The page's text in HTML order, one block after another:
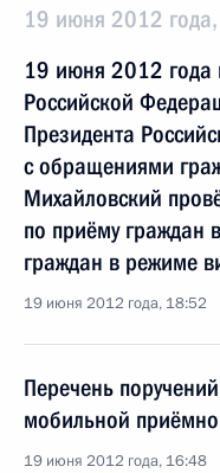
19 июня 2012 года,
19 июня 2012 года
Российской
Президента
с обращениями
Михайловский
по приёму граждан
граждан в режиме
19 июня 2012 года, 18:52
Перечень
мобильной
19 июня 2012 года, 16:48